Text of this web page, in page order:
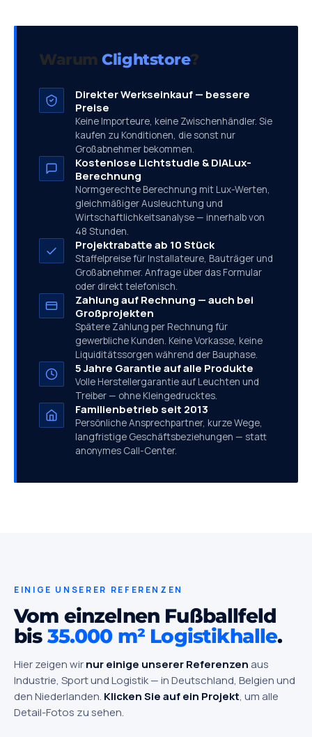
WarumClightstore?
Direkter Werkseinkauf — bessere
Preise
Keine Importeure, keine Zwischenhändler. Sie
kaufen zu Konditionen, die sonst nur
Großabnehmer bekommen.
Kostenlose Lichtstudie & DIALux-
Berechnung
Normgerechte Berechnung mit Lux-Werten,
gleichmäßiger Ausleuchtung und
Wirtschaftlichkeits­analyse — innerhalb von
48 Stunden.
Projektrabatte ab 10 Stück
Staffelpreise für Installateure, Bauträger und
Großabnehmer. Anfrage über das Formular
oder direkt telefonisch.
Zahlung auf Rechnung — auch bei
Großprojekten
Spätere Zahlung per Rechnung für
gewerbliche Kunden. Keine Vorkasse, keine
Liquiditätssorgen während der Bauphase.
5 Jahre Garantie auf alle Produkte
Volle Herstellergarantie auf Leuchten und
Treiber — ohne Kleingedrucktes.
Familienbetrieb seit 2013
Persönliche Ansprechpartner, kurze Wege,
langfristige Geschäftsbeziehungen — statt
anonymes Call-Center.
EINIGE UNSERER REFERENZEN
Vom einzelnen Fußballfeld
bis 35.000 m² Logistikhalle.
Hier zeigen wirnur einige unserer Referenzen aus
Industrie, Sport und Logistik — in Deutschland, Belgien und
den Niederlanden. Klicken Sie auf ein Projekt, um alle
Detail-Fotos zu sehen.